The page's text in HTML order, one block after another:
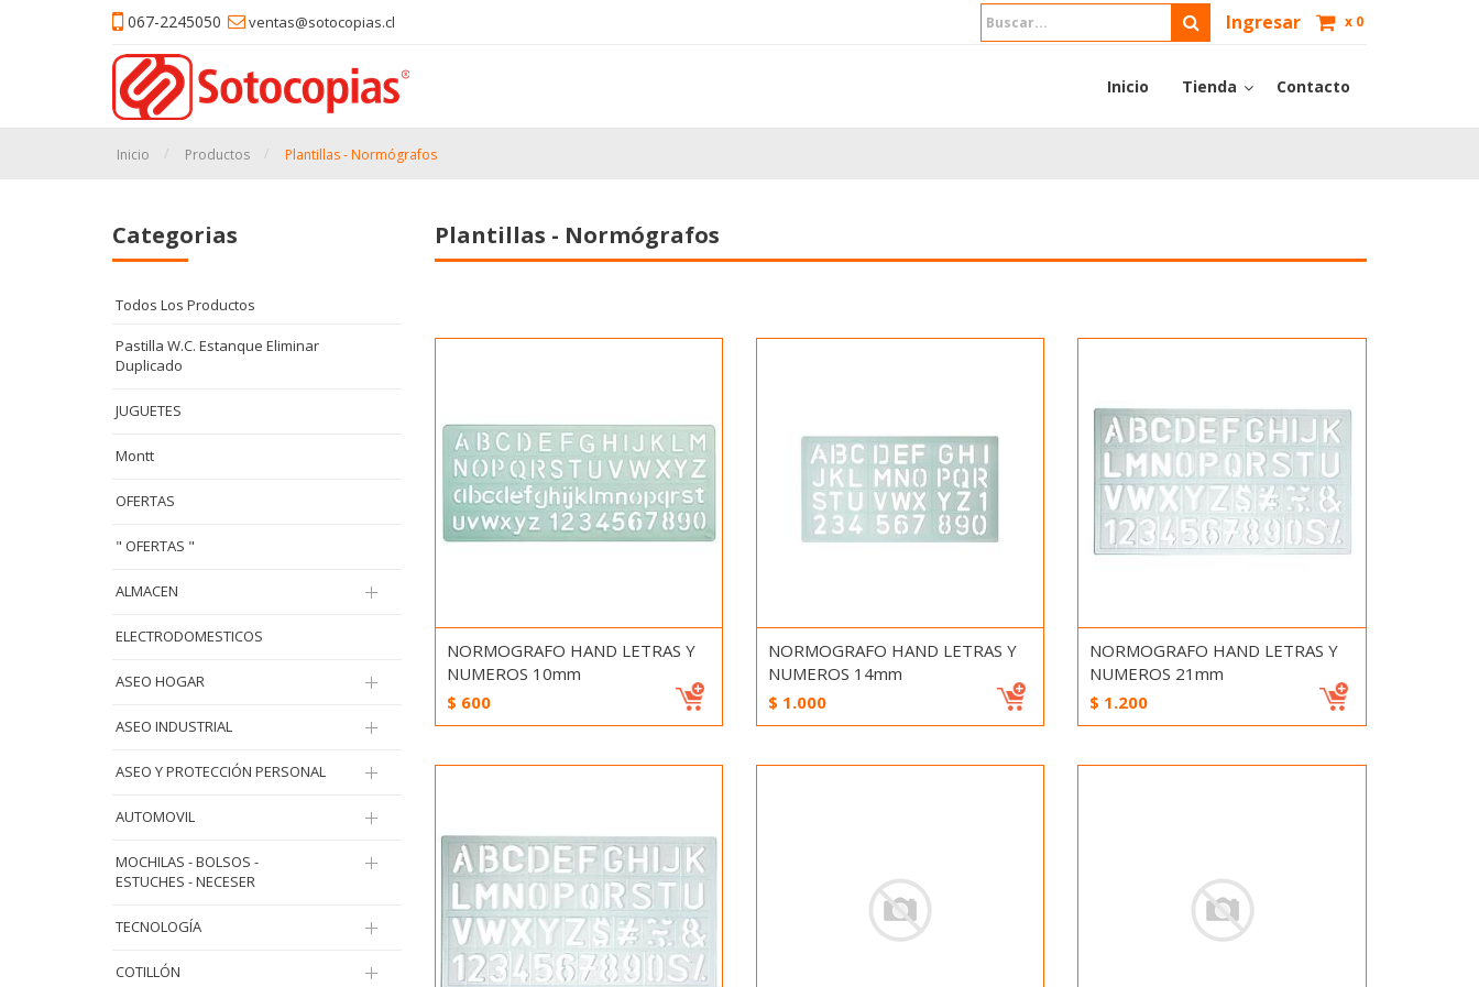
067-2245050 ventas@sotocopias.cl Ingresar x 0
Inicio Tienda Contacto
Inicio Productos Plantillas - Normógrafos
Categorias
Todos Los Productos
Pastilla W.C. Estanque Eliminar
Duplicado
JUGUETES
Montt
OFERTAS
" OFERTAS "
ALMACEN
ELECTRODOMESTICOS
ASEO HOGAR
ASEO INDUSTRIAL
ASEO Y PROTECCIÓN PERSONAL
AUTOMOVIL
MOCHILAS - BOLSOS -
ESTUCHES - NECESER
TECNOLOGÍA
COTILLÓN
Plantillas - Normógrafos
NORMOGRAFO HAND LETRAS Y
NUMEROS 10mm
$ 600
NORMOGRAFO HAND LETRAS Y
NUMEROS 14mm
$ 1.000
NORMOGRAFO HAND LETRAS Y
NUMEROS 21mm
$ 1.200